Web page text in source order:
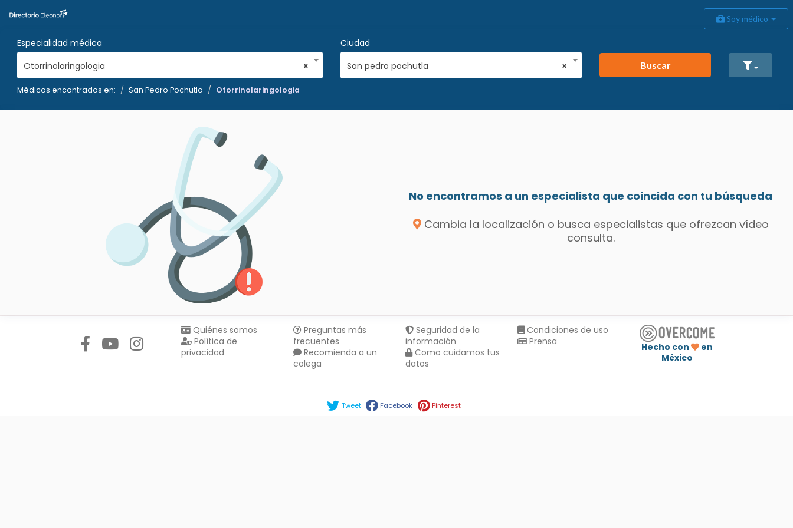
Soy médico
Especialidad médica
×
Otorrinolaringologia
Ciudad
×
San pedro pochutla Buscar
Médicos encontrados en: San Pedro Pochutla Otorrinolaringologia
No encontramos a un especialista que coincida con tu búsqueda
Cambia la localización o busca especialistas que ofrezcan vídeo
consulta.
Quiénes somos
Política de
privacidad
Preguntas más
frecuentes
Recomienda a un
colega
Seguridad de la
información
Como cuidamos tus
datos
Condiciones de uso
Prensa
Hecho con
en
México
Tweet Facebook Pinterest